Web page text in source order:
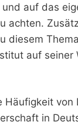
auf das
achten.
diesem
auf seiner
Häufigkeit von
in